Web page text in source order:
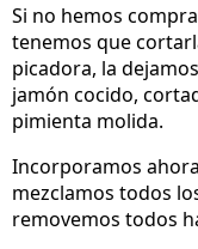
Si no hemos
tenemos que
picadora, la
jamón cocido,
pimienta molida.
Incorporamos
mezclamos todos
removemos todos